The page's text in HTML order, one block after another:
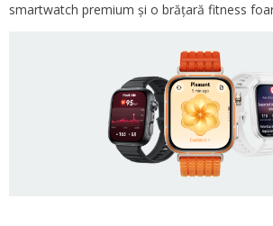
smartwatch premium și o brățară fitness